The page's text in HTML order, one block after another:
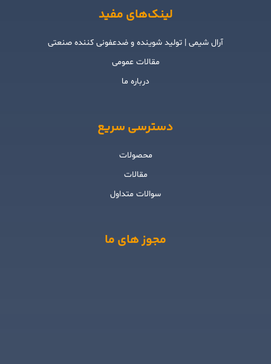
لینک‌های مفید
آرال شیمی | تولید شوینده و ضدعفونی کننده صنعتی
مقالات عمومی
درباره ما
دسترسی سریع
محصولات
مقالات
سوالات متداول
مجوز های ما